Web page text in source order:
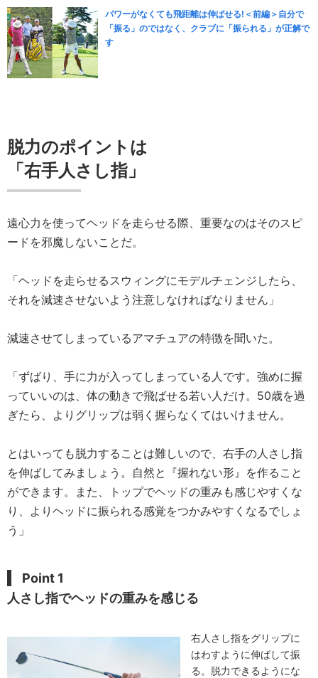
パワーがなくても飛距離は伸ばせる!＜前編＞自分で
「振る」のではなく、クラブに「振られる」が正解で
す
脱力のポイントは
「右手人さし指」
遠心力を使ってヘッドを走らせる際、重要なのはそのスピ
ードを邪魔しないことだ。
「ヘッドを走らせるスウィングにモデルチェンジしたら、
それを減速させないよう注意しなければなりません」
減速させてしまっているアマチュアの特徴を聞いた。
「ずばり、手に力が入ってしまっている人です。強めに握
っていいのは、体の動きで飛ばせる若い人だけ。50歳を過
ぎたら、よりグリップは弱く握らなくてはいけません。
とはいっても脱力することは難しいので、右手の人さし指
を伸ばしてみましょう。自然と『握れない形』を作ること
ができます。また、トップでヘッドの重みも感じやすくな
り、よりヘッドに振られる感覚をつかみやすくなるでしょ
う」
Point 1
人さし指でヘッドの重みを感じる
右人さし指をグリップに
はわすように伸ばして振
る。脱力できるようにな